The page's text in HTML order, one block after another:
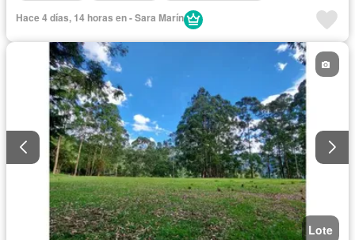
Hace 4 días, 14 horas en - Sara Marín
Lote